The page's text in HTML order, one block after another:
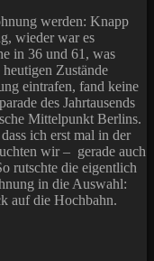
werden: Knapp
wieder war es
in 36 und 61, was
Zustände
eintrafen, fand keine
des Jahrtausends
Mittelpunkt Berlins.
ich erst mal in der
wir – gerade auch
rutschte die eigentlich
in die Auswahl:
auf die Hochbahn.